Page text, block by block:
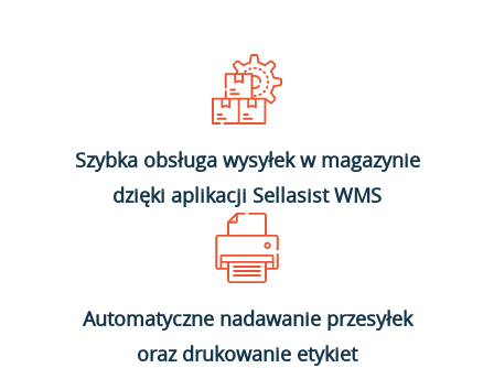
Szybka obsługa wysyłek w magazynie
dzięki aplikacji Sellasist WMS
Automatyczne nadawanie przesyłek
oraz drukowanie etykiet